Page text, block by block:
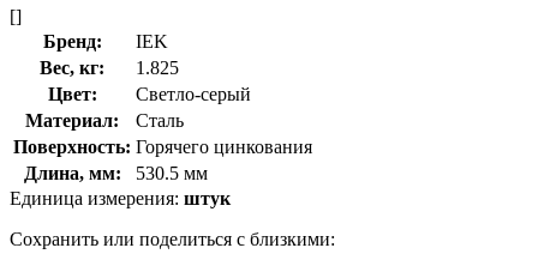
[]
Бренд:
IEK
Вес, кг:
1.825
Цвет:
Светло-серый
Материал:
Сталь
Поверхность: Горячего цинкования
Длина, мм:
530.5 мм
Единица измерения: штук
Сохранить или поделиться с близкими: